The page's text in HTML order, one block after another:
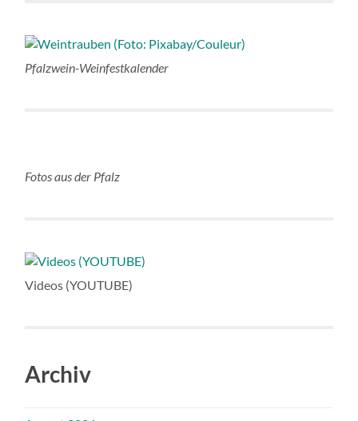
Pfalzwein-Weinfestkalender
Fotos aus der Pfalz
Videos (YOUTUBE)
Archiv